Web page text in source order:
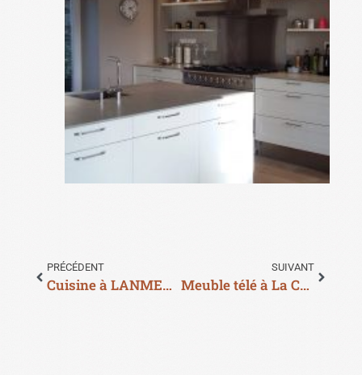
PRÉCÉDENT
Cuisine à LANMEUR
SUIVANT
Meuble télé à La Chapelle Du Mur